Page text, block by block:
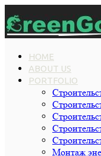
HOME
ABOUT US
PORTFOLIO
Монтаж